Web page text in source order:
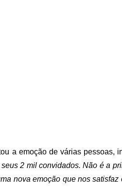
a emoção de várias pessoas,
2 mil convidados. Não é a
nova emoção que nos satisfaz